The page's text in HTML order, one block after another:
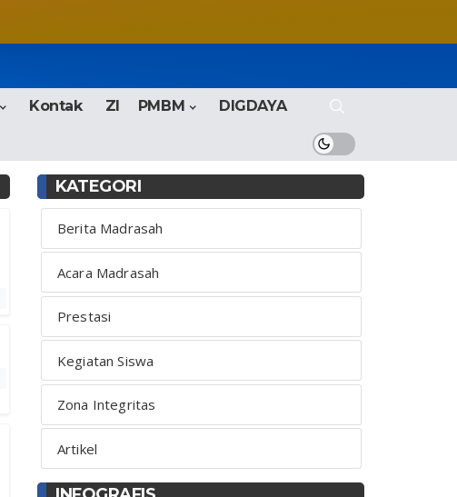
Kontak ZI PMBM DIGDAYA
KATEGORI
Berita Madrasah
Acara Madrasah
Prestasi
Kegiatan Siswa
Zona Integritas
Artikel